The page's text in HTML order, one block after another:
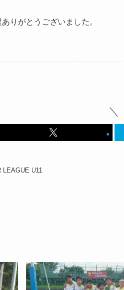
りがとうございました。
LEAGUE U11